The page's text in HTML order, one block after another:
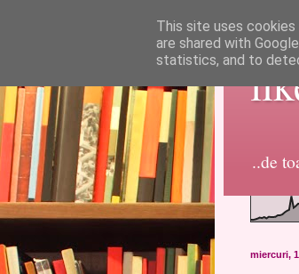
..de
miercuri,
This site uses
are shared with
statistics, and to